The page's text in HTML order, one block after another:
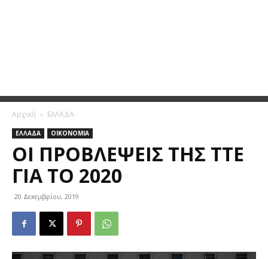
Αρχική ΕΛΛΑΔΑ
ΕΛΛΑΔΑ ΟΙΚΟΝΟΜΙΑ
ΟΙ ΠΡΟΒΛΈΨΕΙΣ ΤΗΣ ΤΤΕ
ΓΙΑ ΤΟ 2020
20 Δεκεμβρίου, 2019